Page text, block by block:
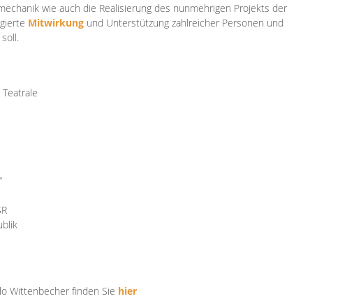
wie auch die Realisierung des nunmehrigen Projekts der
Mitwirkung und Unterstützung zahlreicher Personen und
Wittenbecher finden Sie hier